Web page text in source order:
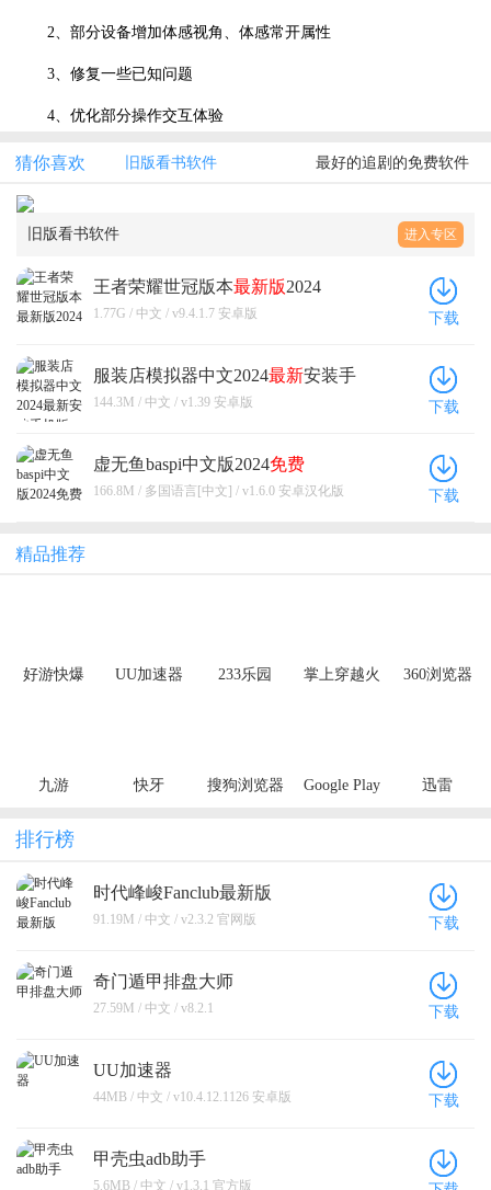
2、部分设备增加体感视角、体感常开属性
3、修复一些已知问题
4、优化部分操作交互体验
猜你喜欢 旧版看书软件 最好的追剧的免费软件
旧版看书软件 进入专区
王者荣耀世冠版本最新版2024
1.77G / 中文 / v9.4.1.7 安卓版 下载
服装店模拟器中文2024最新安装手
机版
144.3M / 中文 / v1.39 安卓版 下载
虚无鱼baspi中文版2024免费
166.8M / 多国语言[中文] / v1.6.0 安卓汉化版 下载
精品推荐
好游快爆 UU加速器 233乐园
掌上穿越火
360浏览器
九游 快牙
搜狗浏览器
Google Play
迅雷
排行榜
时代峰峻Fanclub最新版
91.19M / 中文 / v2.3.2 官网版 下载
奇门遁甲排盘大师
27.59M / 中文 / v8.2.1 下载
UU加速器
44MB / 中文 / v10.4.12.1126 安卓版 下载
甲壳虫adb助手
5.6MB / 中文 / v1.3.1 官方版